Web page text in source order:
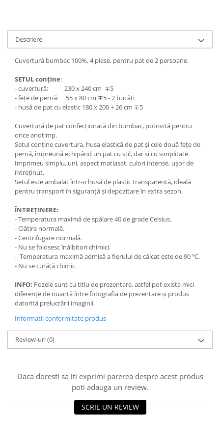
Descriere
Cuvertură bumbac 100%, 4 piese, pentru pat de 2 persoane.
SETUL conține:
- cuvertură: 230 x 240 cm ∓5
- fețe de pernă: 55 x 80 cm ∓5 - 2 bucăți
- husă de pat cu elastic 180 x 200 + 26 cm ∓5
Cuvertură de pat confecționată din bumbac, potrivită pentru
orice anotimp.
Setul conține cuvertura, husa elastică de pat și cele două fețe de
pernă, împreună echipând un pat cu stil, dar si cu simplitate.
Imprimeu simplu, uni, aspect matlasat, culori intense, ușor de
întreținut.
Setul este ambalat într-o husă de plastic transparentă, ideală
pentru transport în siguranță și depozitare în extra sezon.
ÎNTREȚINERE:
- Temperatura maximă de spălare 40 de grade Celsius.
- Clătire normală.
- Centrifugare normală.
- Nu se folosesc înălbitori chimici.
- Temperatura maximă admisă a fierului de călcat este de 90 ℃.
- Nu se curăță chimic.
INFO: Pozele sunt cu titlu de prezentare, astfel pot exista mici
diferențe de nuanță între fotografia de prezentare și produs
datorită prelucrării imaginii.
Informatii conformitate produs
Review-uri(0)
Daca doresti sa iti exprimi parerea despre acest produs
poti adauga un review.
SCRIE UN REVIEW